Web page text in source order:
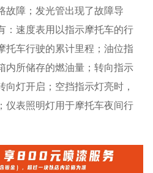
故障；发光管出现了故障导
：速度表用以指示摩托车的行
托车行驶的累计里程；油位指
内所储存的燃油量；转向指示
灯开启；空挡指示灯亮时，
仪表照明灯用于摩托车夜间行